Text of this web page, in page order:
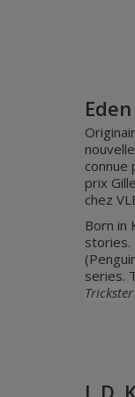
connue
prix
chez
Born in
stories.
series.
Trickster
J. D.